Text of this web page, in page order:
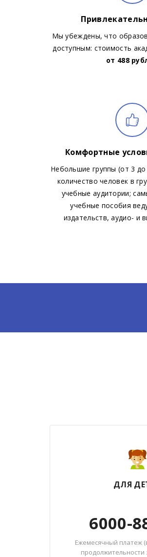
Мы убеждены, что
доступным: стоимость
от 488
Комфортные
Небольшие группы (от 3 до
количество человек в
учебные аудитории;
учебные пособия
издательств, аудио- и
ДЛЯ
6000-
Ежемесячный платеж
продолжительности